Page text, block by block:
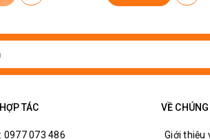
đến 115200
con
TÁC
0977 073 486
VỀ CHÚNG
Giới thiệu